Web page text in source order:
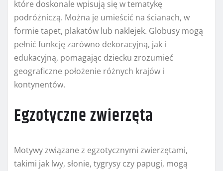
które doskonale wpisują się w tematykę
podróżniczą. Można je umieścić na ścianach, w
formie tapet, plakatów lub naklejek. Globusy mogą
pełnić funkcję zarówno dekoracyjną, jak i
edukacyjną, pomagając dziecku zrozumieć
geograficzne położenie różnych krajów i
kontynentów.
Egzotyczne zwierzęta
Motywy związane z egzotycznymi zwierzętami,
takimi jak lwy, słonie, tygrysy czy papugi, mogą